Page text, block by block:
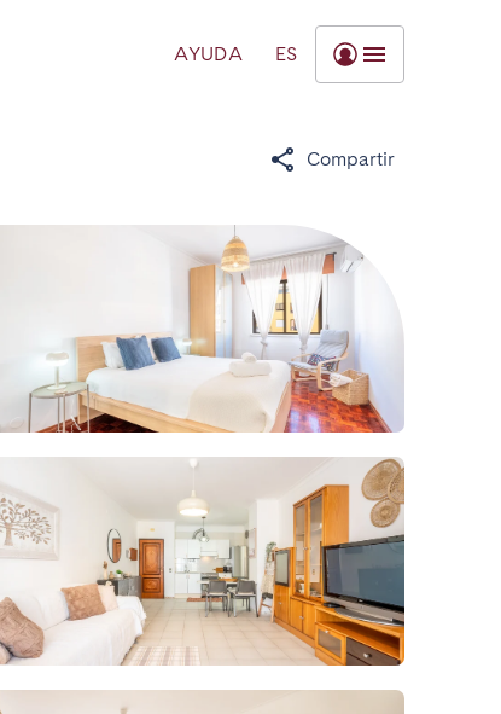
AYUDA ES
Compartir